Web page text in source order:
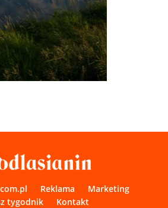
Reklama
Marketing
tygodnik
Kontakt